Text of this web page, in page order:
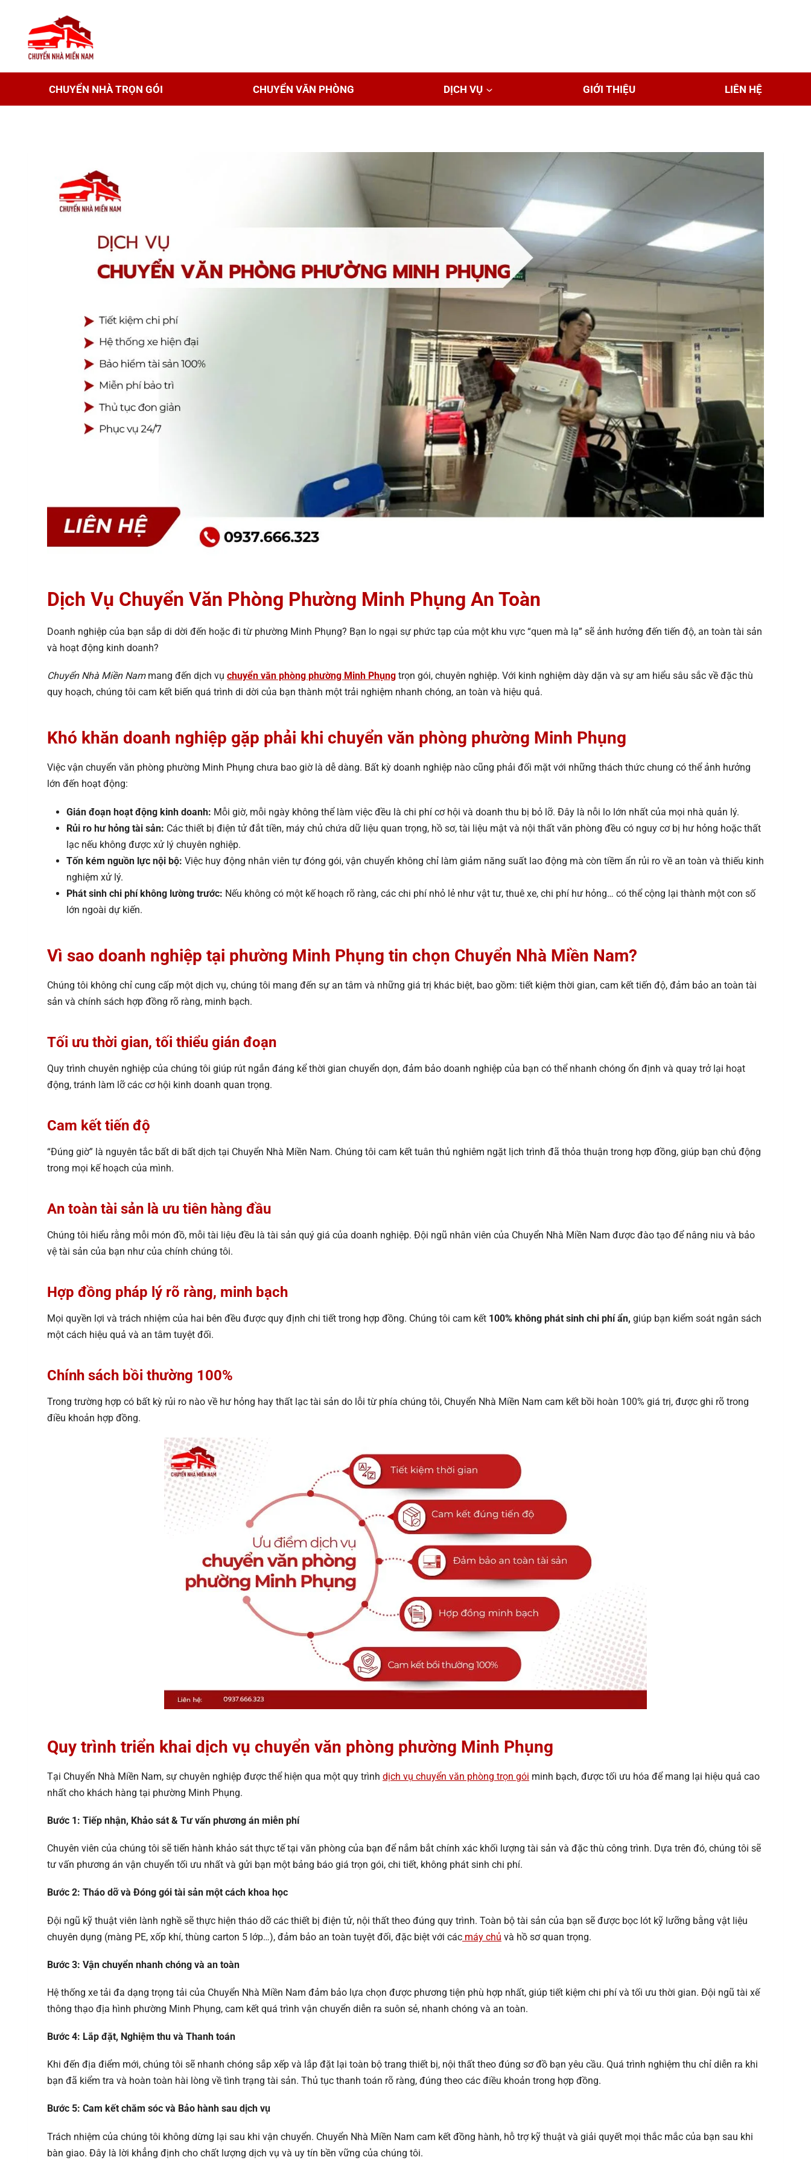
CHUYỂN NHÀ TRỌN GÓI CHUYỂN VĂN PHÒNG DỊCH VỤ GIỚI THIỆU LIÊN HỆ
Dịch Vụ Chuyển Văn Phòng Phường Minh Phụng An Toàn
Doanh nghiệp của bạn sắp di dời đến hoặc đi từ phường Minh Phụng? Bạn lo ngại sự phức tạp của một khu vực “quen mà lạ” sẽ ảnh hưởng đến tiến độ, an toàn tài sản
và hoạt động kinh doanh?
Chuyển Nhà Miền Nammang đến dịch vụ chuyển văn phòng phường Minh Phụng trọn gói, chuyên nghiệp. Với kinh nghiệm dày dặn và sự am hiểu sâu sắc về đặc thù
quy hoạch, chúng tôi cam kết biến quá trình di dời của bạn thành một trải nghiệm nhanh chóng, an toàn và hiệu quả.
Khó khăn doanh nghiệp gặp phải khi chuyển văn phòng phường Minh Phụng
Việc vận chuyển văn phòng phường Minh Phụng chưa bao giờ là dễ dàng. Bất kỳ doanh nghiệp nào cũng phải đối mặt với những thách thức chung có thể ảnh hưởng
lớn đến hoạt động:
Gián đoạn hoạt động kinh doanh: Mỗi giờ, mỗi ngày không thể làm việc đều là chi phí cơ hội và doanh thu bị bỏ lỡ. Đây là nỗi lo lớn nhất của mọi nhà quản lý.
Rủi ro hư hỏng tài sản: Các thiết bị điện tử đắt tiền, máy chủ chứa dữ liệu quan trọng, hồ sơ, tài liệu mật và nội thất văn phòng đều có nguy cơ bị hư hỏng hoặc thất
lạc nếu không được xử lý chuyên nghiệp.
Tốn kém nguồn lực nội bộ: Việc huy động nhân viên tự đóng gói, vận chuyển không chỉ làm giảm năng suất lao động mà còn tiềm ẩn rủi ro về an toàn và thiếu kinh
nghiệm xử lý.
Phát sinh chi phí không lường trước: Nếu không có một kế hoạch rõ ràng, các chi phí nhỏ lẻ như vật tư, thuê xe, chi phí hư hỏng… có thể cộng lại thành một con số
lớn ngoài dự kiến.
Vì sao doanh nghiệp tại phường Minh Phụng tin chọn Chuyển Nhà Miền Nam?
Chúng tôi không chỉ cung cấp một dịch vụ, chúng tôi mang đến sự an tâm và những giá trị khác biệt, bao gồm: tiết kiệm thời gian, cam kết tiến độ, đảm bảo an toàn tài
sản và chính sách hợp đồng rõ ràng, minh bạch.
Tối ưu thời gian, tối thiểu gián đoạn
Quy trình chuyên nghiệp của chúng tôi giúp rút ngắn đáng kể thời gian chuyển dọn, đảm bảo doanh nghiệp của bạn có thể nhanh chóng ổn định và quay trở lại hoạt
động, tránh làm lỡ các cơ hội kinh doanh quan trọng.
Cam kết tiến độ
“Đúng giờ” là nguyên tắc bất di bất dịch tại Chuyển Nhà Miền Nam. Chúng tôi cam kết tuân thủ nghiêm ngặt lịch trình đã thỏa thuận trong hợp đồng, giúp bạn chủ động
trong mọi kế hoạch của mình.
An toàn tài sản là ưu tiên hàng đầu
Chúng tôi hiểu rằng mỗi món đồ, mỗi tài liệu đều là tài sản quý giá của doanh nghiệp. Đội ngũ nhân viên của Chuyển Nhà Miền Nam được đào tạo để nâng niu và bảo
vệ tài sản của bạn như của chính chúng tôi.
Hợp đồng pháp lý rõ ràng, minh bạch
Mọi quyền lợi và trách nhiệm của hai bên đều được quy định chi tiết trong hợp đồng. Chúng tôi cam kết 100% không phát sinh chi phí ẩn, giúp bạn kiểm soát ngân sách
một cách hiệu quả và an tâm tuyệt đối.
Chính sách bồi thường 100%
Trong trường hợp có bất kỳ rủi ro nào về hư hỏng hay thất lạc tài sản do lỗi từ phía chúng tôi, Chuyển Nhà Miền Nam cam kết bồi hoàn 100% giá trị, được ghi rõ trong
điều khoản hợp đồng.
Quy trình triển khai dịch vụ chuyển văn phòng phường Minh Phụng
Tại Chuyển Nhà Miền Nam, sự chuyên nghiệp được thể hiện qua một quy trình dịch vụ chuyển văn phòng trọn gói minh bạch, được tối ưu hóa để mang lại hiệu quả cao
nhất cho khách hàng tại phường Minh Phụng.
Bước 1: Tiếp nhận, Khảo sát & Tư vấn phương án miễn phí
Chuyên viên của chúng tôi sẽ tiến hành khảo sát thực tế tại văn phòng của bạn để nắm bắt chính xác khối lượng tài sản và đặc thù công trình. Dựa trên đó, chúng tôi sẽ
tư vấn phương án vận chuyển tối ưu nhất và gửi bạn một bảng báo giá trọn gói, chi tiết, không phát sinh chi phí.
Bước 2: Tháo dỡ và Đóng gói tài sản một cách khoa học
Đội ngũ kỹ thuật viên lành nghề sẽ thực hiện tháo dỡ các thiết bị điện tử, nội thất theo đúng quy trình. Toàn bộ tài sản của bạn sẽ được bọc lót kỹ lưỡng bằng vật liệu
chuyên dụng (màng PE, xốp khí, thùng carton 5 lớp…), đảm bảo an toàn tuyệt đối, đặc biệt với các máy chủ và hồ sơ quan trọng.
Bước 3: Vận chuyển nhanh chóng và an toàn
Hệ thống xe tải đa dạng trọng tải của Chuyển Nhà Miền Nam đảm bảo lựa chọn được phương tiện phù hợp nhất, giúp tiết kiệm chi phí và tối ưu thời gian. Đội ngũ tài xế
thông thạo địa hình phường Minh Phụng, cam kết quá trình vận chuyển diễn ra suôn sẻ, nhanh chóng và an toàn.
Bước 4: Lắp đặt, Nghiệm thu và Thanh toán
Khi đến địa điểm mới, chúng tôi sẽ nhanh chóng sắp xếp và lắp đặt lại toàn bộ trang thiết bị, nội thất theo đúng sơ đồ bạn yêu cầu. Quá trình nghiệm thu chỉ diễn ra khi
bạn đã kiểm tra và hoàn toàn hài lòng về tình trạng tài sản. Thủ tục thanh toán rõ ràng, đúng theo các điều khoản trong hợp đồng.
Bước 5: Cam kết chăm sóc và Bảo hành sau dịch vụ
Trách nhiệm của chúng tôi không dừng lại sau khi vận chuyển. Chuyển Nhà Miền Nam cam kết đồng hành, hỗ trợ kỹ thuật và giải quyết mọi thắc mắc của bạn sau khi
bàn giao. Đây là lời khẳng định cho chất lượng dịch vụ và uy tín bền vững của chúng tôi.